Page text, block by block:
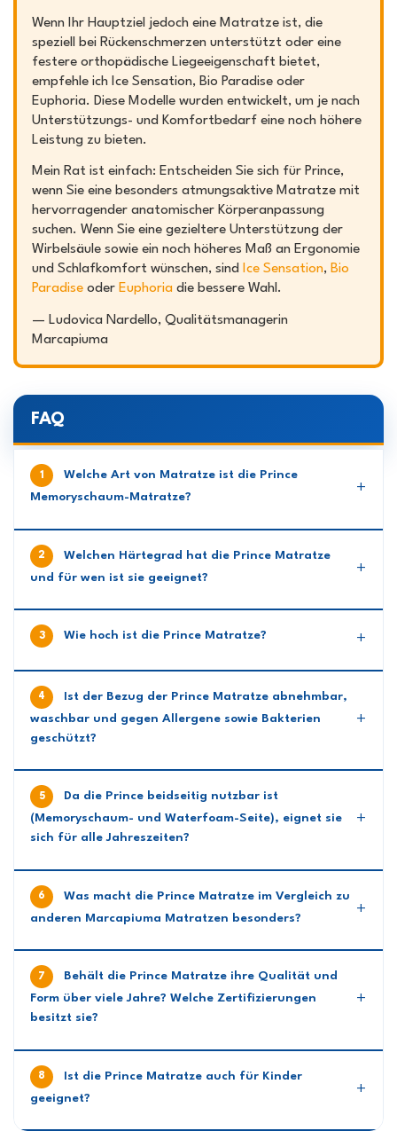
Wenn Ihr Hauptziel jedoch eine Matratze ist, die
speziell bei Rückenschmerzen unterstützt oder eine
festere orthopädische Liegeeigenschaft bietet,
empfehle ich Ice Sensation, Bio Paradise oder
Euphoria. Diese Modelle wurden entwickelt, um je nach
Unterstützungs- und Komfortbedarf eine noch höhere
Leistung zu bieten.
Mein Rat ist einfach: Entscheiden Sie sich für Prince,
wenn Sie eine besonders atmungsaktive Matratze mit
hervorragender anatomischer Körperanpassung
suchen. Wenn Sie eine gezieltere Unterstützung der
Wirbelsäule sowie ein noch höheres Maß an Ergonomie
und Schlafkomfort wünschen, sind Ice Sensation, Bio
Paradise oder Euphoria die bessere Wahl.
— Ludovica Nardello, Qualitätsmanagerin
Marcapiuma
FAQ
Welche Art von Matratze ist die Prince
Memoryschaum-Matratze?
Welchen Härtegrad hat die Prince Matratze
und für wen ist sie geeignet?
Wie hoch ist die Prince Matratze?
Ist der Bezug der Prince Matratze abnehmbar,
waschbar und gegen Allergene sowie Bakterien
geschützt?
Da die Prince beidseitig nutzbar ist
(Memoryschaum- und Waterfoam-Seite), eignet sie
sich für alle Jahreszeiten?
Was macht die Prince Matratze im Vergleich zu
anderen Marcapiuma Matratzen besonders?
Behält die Prince Matratze ihre Qualität und
Form über viele Jahre? Welche Zertifizierungen
besitzt sie?
Ist die Prince Matratze auch für Kinder
geeignet?